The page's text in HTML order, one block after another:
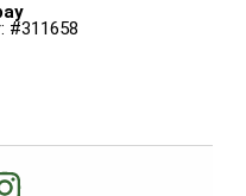
#311658